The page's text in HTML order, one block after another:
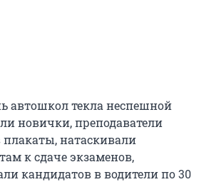
автошкол текла неспешной
новички, преподаватели
натаскивали
к сдаче экзаменов,
кандидатов в водители по 30